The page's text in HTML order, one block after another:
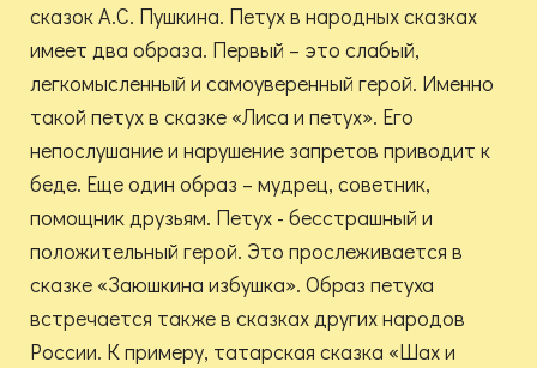
сказок А.С. Пушкина. Петух в народных сказках
имеет два образа. Первый – это слабый,
легкомысленный и самоуверенный герой. Именно
такой петух в сказке «Лиса и петух». Его
непослушание и нарушение запретов приводит к
беде. Еще один образ – мудрец, советник,
помощник друзьям. Петух - бесстрашный и
положительный герой. Это прослеживается в
сказке «Заюшкина избушка». Образ петуха
встречается также в сказках других народов
России. К примеру, татарская сказка «Шах и